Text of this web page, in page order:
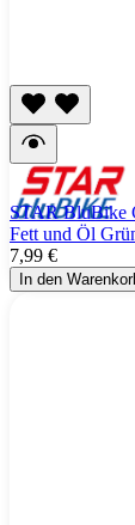
STAR BluBike
Fett und Öl
7,99 €
In den